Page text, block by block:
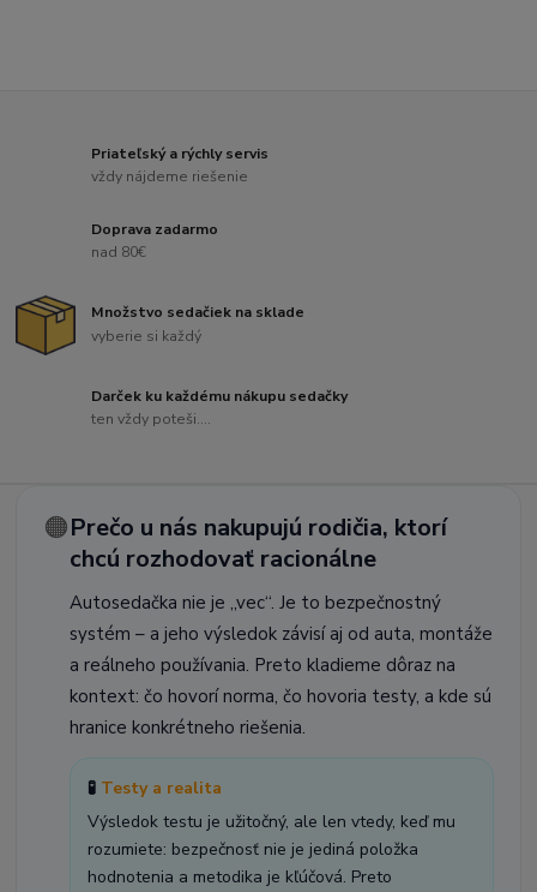
Priateľský a rýchly servis
vždy nájdeme riešenie
Doprava zadarmo
nad 80€
Množstvo sedačiek na sklade
vyberie si každý
Darček ku každému nákupu sedačky
ten vždy poteši....
🟠Prečo u nás nakupujú rodičia, ktorí
chcú rozhodovať racionálne
Autosedačka nie je „vec“. Je to bezpečnostný
systém – a jeho výsledok závisí aj od auta, montáže
a reálneho používania. Preto kladieme dôraz na
kontext: čo hovorí norma, čo hovoria testy, a kde sú
hranice konkrétneho riešenia.
🧪 Testy a realita
Výsledok testu je užitočný, ale len vtedy, keď mu
rozumiete: bezpečnosť nie je jediná položka
hodnotenia a metodika je kľúčová. Preto